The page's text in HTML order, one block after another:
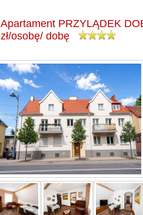
Apartament PRZYLĄDEK
zł/osobę/ dobę